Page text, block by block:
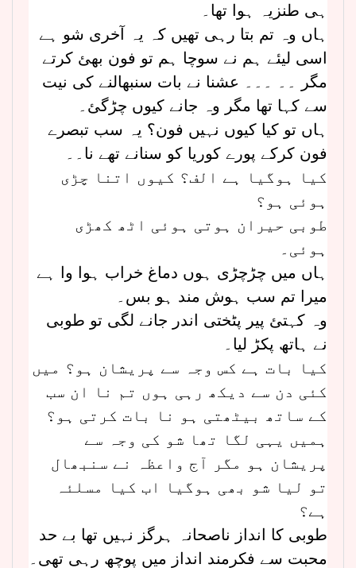
ہی طنزیہ ہوا تھا۔
ہاں وہ تم بتا رہی تھیں کہ یہ آخری شو ہے
اسی لیئے ہم نے سوچا ہم تو فون بھئ کرتے
مگر ۔۔ ۔۔۔ عشنا نے بات سنبھالنے کی نیت
سے کہا تھا مگر وہ جانے کیوں چڑگئ۔
ہاں تو کیا کیوں نہیں فون؟ یہ سب تبصرے
فون کرکے پورے کوریا کو سنانے تھے نا۔۔
کیا ہوگیا ہے الف؟ کیوں اتنا چڑی
ہوئی ہو؟
طوبی حیران ہوتی ہوئی اٹھ کھڑی
ہوئی۔
ہاں میں چڑچڑی ہوں دماغ خراب ہوا وا ہے
میرا تم سب ہوش مند ہو بس۔
وہ کہتئ پیر پٹختی اندر جانے لگی تو طوبی
نے ہاتھ پکڑ لیا۔
کیا بات ہے کس وجہ سے پریشان ہو؟ میں
کئی دن سے دیکھ رہی ہوں تم نا ان سب
کے ساتھ بیٹھتی ہو نا بات کرتی ہو؟
ہمیں یہی لگا تھا شو کی وجہ سے
پریشان ہو مگر آج واعظہ نے سنبھال
تو لیا شو بھی ہوگیا اب کیا مسلئہ
ہے؟
طوبی کا انداز ناصحانہ ہرگز نہیں تھا بے حد
محبت سے فکرمند انداز میں پوچھ رہی تھی۔